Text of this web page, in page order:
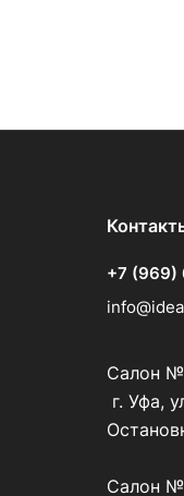
+7 (969)
Салон №
г. Уфа,
Салон